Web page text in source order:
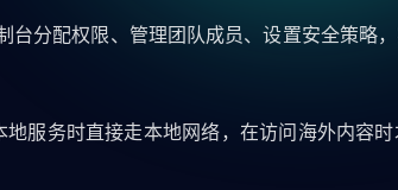
分配权限、管理团队成员、设置安全策略
服务时直接走本地网络，在访问海外内容